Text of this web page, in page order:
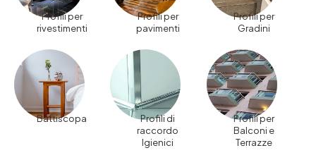
Profili per
rivestimenti
Profili per
pavimenti
Profili per
Gradini
Battiscopa
Profili di
raccordo
Igienici
Profili per
Balconi e
Terrazze